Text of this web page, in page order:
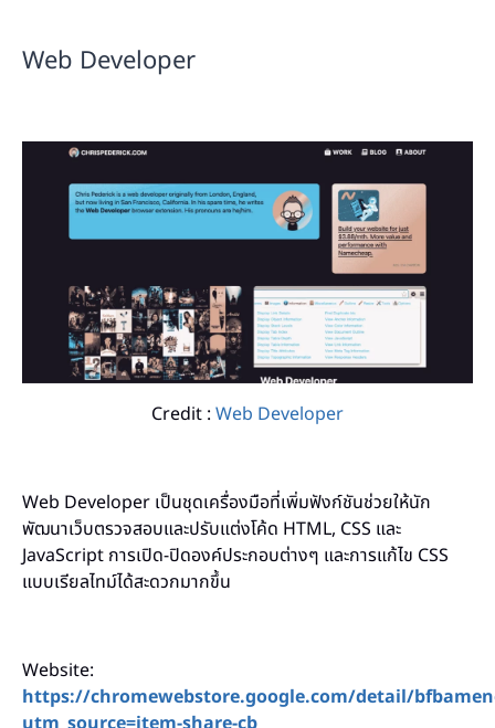
Web Developer
Credit : Web Developer
Web Developer เป็นชุดเครื่องมือที่เพิ่มฟังก์ชันช่วยให้นัก
พัฒนาเว็บตรวจสอบและปรับแต่งโค้ด HTML, CSS และ
JavaScript การเปิด-ปิดองค์ประกอบต่างๆ และการแก้ไข CSS
แบบเรียลไทม์ได้สะดวกมากขึ้น
Website:
https://chromewebstore.google.com/detail/